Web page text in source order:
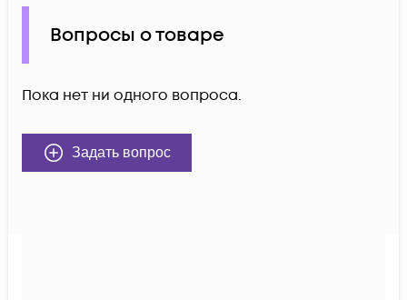
Вопросы о товаре
Пока нет ни одного вопроса.
Задать вопрос